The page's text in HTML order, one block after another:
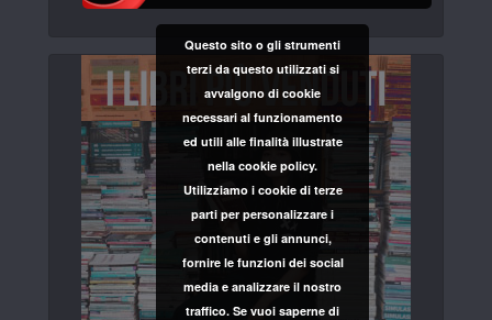
Questo sito o gli strumenti
terzi da questo utilizzati si
avvalgono di cookie
necessari al funzionamento
ed utili alle finalità illustrate
nella cookie policy.
Utilizziamo i cookie di terze
parti per personalizzare i
contenuti e gli annunci,
fornire le funzioni dei social
media e analizzare il nostro
traffico. Se vuoi saperne di